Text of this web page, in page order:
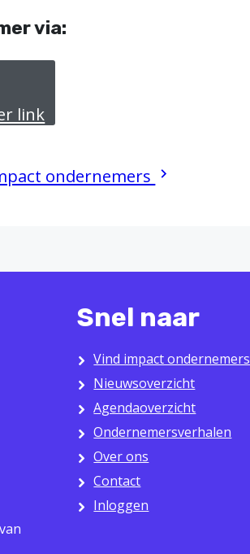
via:
link
ondernemers
Snel naar
Vind impact ondernemers
Nieuwsoverzicht
Agendaoverzicht
Ondernemersverhalen
Over ons
Contact
Inloggen